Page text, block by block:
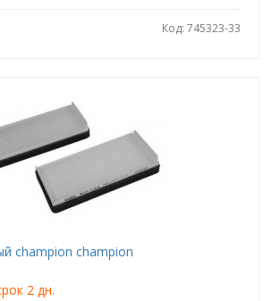
Код: 745323-33
champion champion
2 дн.